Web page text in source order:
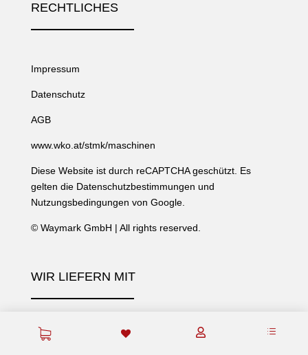
 d
WIR LIEFERN MIT
RECHTLICHES
Impressum
Datenschutz
AGB
www.wko.at/stmk/maschinen
Diese Website ist durch reCAPTCHA geschützt. Es
gelten die Datenschutzbestimmungen und
Nutzungsbedingungen von Google.
© Waymark GmbH | All rights reserved.